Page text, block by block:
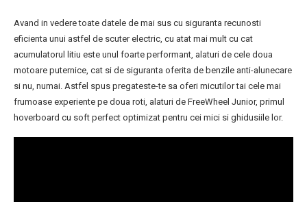
Avand in vedere toate datele de mai sus cu siguranta recunosti
eficienta unui astfel de scuter electric, cu atat mai mult cu cat
acumulatorul litiu este unul foarte performant, alaturi de cele doua
motoare puternice, cat si de siguranta oferita de benzile anti-alunecare
si nu, numai. Astfel spus pregateste-te sa oferi micutilor tai cele mai
frumoase experiente pe doua roti, alaturi de FreeWheel Junior, primul
hoverboard cu soft perfect optimizat pentru cei mici si ghidusiile lor.